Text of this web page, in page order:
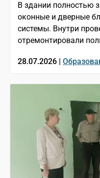
В здании полностью
оконные и дверные
системы. Внутри
отремонтировали
28.07.2026 |